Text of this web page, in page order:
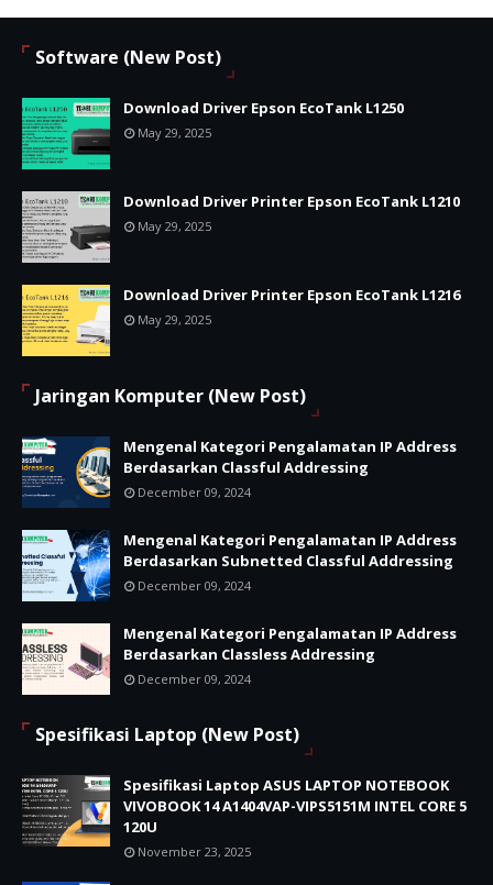
Software (New Post)
Download Driver Epson EcoTank L1250
May 29, 2025
Download Driver Printer Epson EcoTank L1210
May 29, 2025
Download Driver Printer Epson EcoTank L1216
May 29, 2025
Jaringan Komputer (New Post)
Mengenal Kategori Pengalamatan IP Address
Berdasarkan Classful Addressing
December 09, 2024
Mengenal Kategori Pengalamatan IP Address
Berdasarkan Subnetted Classful Addressing
December 09, 2024
Mengenal Kategori Pengalamatan IP Address
Berdasarkan Classless Addressing
December 09, 2024
Spesifikasi Laptop (New Post)
Spesifikasi Laptop ASUS LAPTOP NOTEBOOK
VIVOBOOK 14 A1404VAP-VIPS5151M INTEL CORE 5
120U
November 23, 2025